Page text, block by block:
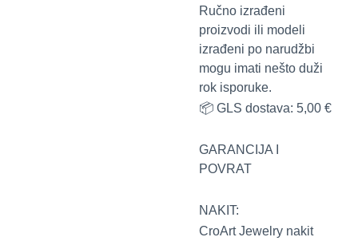
Ručno izrađeni
proizvodi ili modeli
izrađeni po narudžbi
mogu imati nešto duži
rok isporuke.
📦 GLS dostava: 5,00 €
GARANCIJA I
POVRAT
NAKIT:
CroArt Jewelry nakit